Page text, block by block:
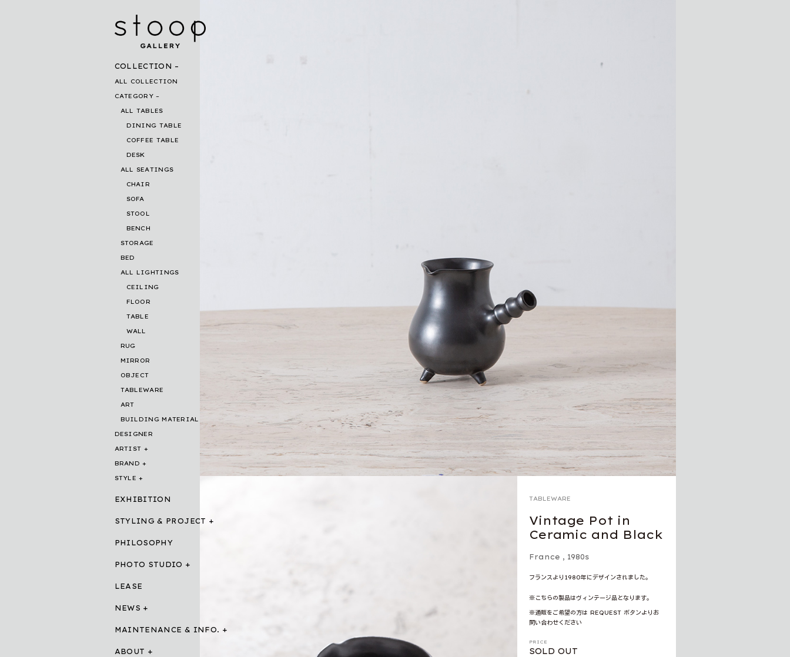
COLLECTION
ALL COLLECTION
CATEGORY
ALL TABLES
DINING TABLE
COFFEE TABLE
DESK
ALL SEATINGS
CHAIR
SOFA
STOOL
BENCH
STORAGE
BED
ALL LIGHTINGS
CEILING
FLOOR
TABLE
WALL
RUG
MIRROR
OBJECT
TABLEWARE
ART
BUILDING MATERIAL
DESIGNER
ARTIST
BRAND
STYLE
EXHIBITION
STYLING & PROJECT
PHILOSOPHY
PHOTO STUDIO
LEASE
NEWS
MAINTENANCE & INFO.
ABOUT
TABLEWARE
Vintage Pot in
Ceramic and Black
France , 1980s
フランスより1980年にデザインされました。
※こちらの製品はヴィンテージ品となります。
※通販をご希望の方は REQUEST ボタンよりお
問い合わせください
PRICE
SOLD OUT